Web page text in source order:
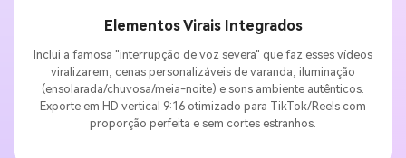
Elementos Virais Integrados
Inclui a famosa "interrupção de voz severa" que faz esses vídeos
viralizarem, cenas personalizáveis de varanda, iluminação
(ensolarada/chuvosa/meia-noite) e sons ambiente autênticos.
Exporte em HD vertical 9:16 otimizado para TikTok/Reels com
proporção perfeita e sem cortes estranhos.